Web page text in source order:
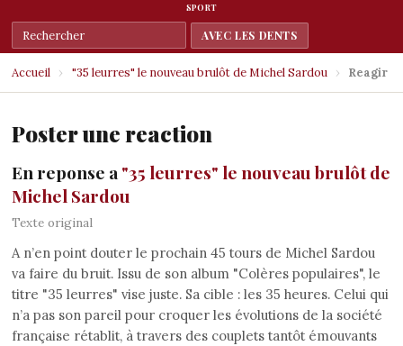
SPORT
Accueil › "35 leurres" le nouveau brulôt de Michel Sardou › Reagir
Poster une reaction
En reponse a "35 leurres" le nouveau brulôt de
Michel Sardou
Texte original
A n’en point douter le prochain 45 tours de Michel Sardou
va faire du bruit. Issu de son album "Colères populaires", le
titre "35 leurres" vise juste. Sa cible : les 35 heures. Celui qui
n’a pas son pareil pour croquer les évolutions de la société
française rétablit, à travers des couplets tantôt émouvants